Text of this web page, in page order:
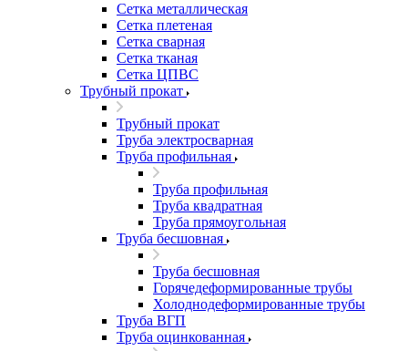
Сетка металлическая
Сетка плетеная
Сетка сварная
Сетка тканая
Сетка ЦПВС
Трубный прокат
Трубный прокат
Труба электросварная
Труба профильная
Труба профильная
Труба квадратная
Труба прямоугольная
Труба бесшовная
Труба бесшовная
Горячедеформированные трубы
Холоднодеформированные трубы
Труба ВГП
Труба оцинкованная